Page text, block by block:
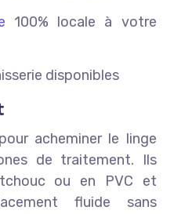
100% locale à votre
disponibles
acheminer le linge
de traitement. Ils
ou en PVC et
fluide sans